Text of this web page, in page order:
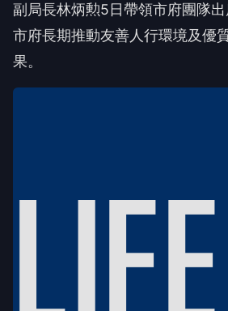
副局長林炳勲5日帶領市府團隊
市府長期推動友善人行環境及優
果。